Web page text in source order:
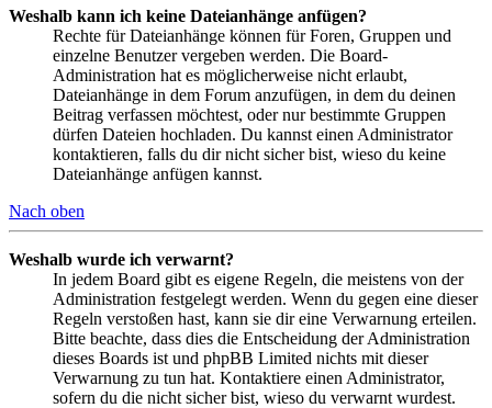
Weshalb kann ich keine Dateianhänge anfügen?
Rechte für Dateianhänge können für Foren, Gruppen und
einzelne Benutzer vergeben werden. Die Board-
Administration hat es möglicherweise nicht erlaubt,
Dateianhänge in dem Forum anzufügen, in dem du deinen
Beitrag verfassen möchtest, oder nur bestimmte Gruppen
dürfen Dateien hochladen. Du kannst einen Administrator
kontaktieren, falls du dir nicht sicher bist, wieso du keine
Dateianhänge anfügen kannst.
Nach oben
Weshalb wurde ich verwarnt?
In jedem Board gibt es eigene Regeln, die meistens von der
Administration festgelegt werden. Wenn du gegen eine dieser
Regeln verstoßen hast, kann sie dir eine Verwarnung erteilen.
Bitte beachte, dass dies die Entscheidung der Administration
dieses Boards ist und phpBB Limited nichts mit dieser
Verwarnung zu tun hat. Kontaktiere einen Administrator,
sofern du die nicht sicher bist, wieso du verwarnt wurdest.